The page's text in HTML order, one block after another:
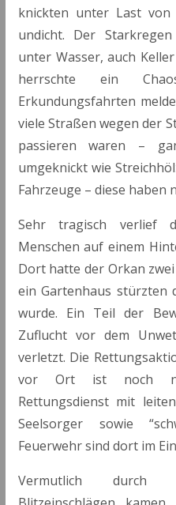
knickten unter Last
undicht. Der
unter Wasser, auch
herrschte ein
Erkundungsfahrten
viele Straßen wegen der
passieren waren –
umgeknickt wie
Fahrzeuge – diese haben
Sehr tragisch verlief
Menschen auf einem
Dort hatte der Orkan
ein Gartenhaus stürzten
wurde. Ein Teil der
Zuflucht vor dem
verletzt. Die
vor Ort ist noch
Rettungsdienst mit
Seelsorger sowie
Feuerwehr sind dort im
Vermutlich durch